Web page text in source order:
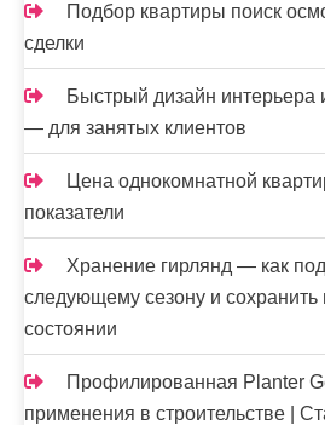
Подбор квартиры поиск
сделки
Быстрый дизайн интерьера
— для занятых клиентов
Цена однокомнатной
показатели
Хранение гирлянд — как
следующему сезону и сохранить
состоянии
Профилированная Planter
применения в строительстве |